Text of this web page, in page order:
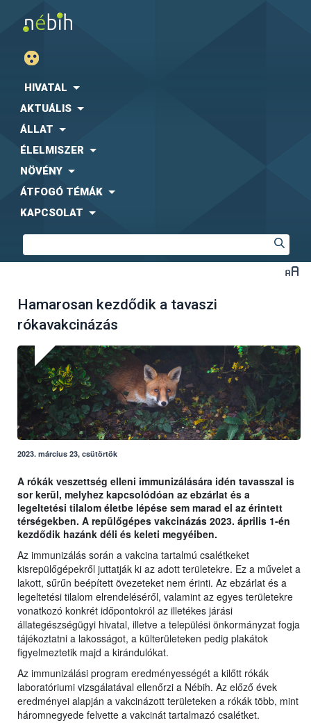
HIVATAL
AKTUÁLIS
ÁLLAT
ÉLELMISZER
NÖVÉNY
ÁTFOGÓ TÉMÁK
KAPCSOLAT
Hamarosan kezdődik a tavaszi
rókavakcinázás
2023. március 23, csütörtök
A rókák veszettség elleni immunizálására idén tavasszal is
sor kerül, melyhez kapcsolódóan az ebzárlat és a
legeltetési tilalom életbe lépése sem marad el az érintett
térségekben. A repülőgépes vakcinázás 2023. április 1-én
kezdődik hazánk déli és keleti megyéiben.
Az immunizálás során a vakcina tartalmú csalétkeket
kisrepülőgépekről juttatják ki az adott területekre. Ez a művelet a
lakott, sűrűn beépített övezeteket nem érinti. Az ebzárlat és a
legeltetési tilalom elrendeléséről, valamint az egyes területekre
vonatkozó konkrét időpontokról az illetékes járási
állategészségügyi hivatal, illetve a települési önkormányzat fogja
tájékoztatni a lakosságot, a külterületeken pedig plakátok
figyelmeztetik majd a kirándulókat.
Az immunizálási program eredményességét a kilőtt rókák
laboratóriumi vizsgálatával ellenőrzi a Nébih. Az előző évek
eredményei alapján a vakcinázott területeken a rókák több, mint
háromnegyede felvette a vakcinát tartalmazó csalétket.